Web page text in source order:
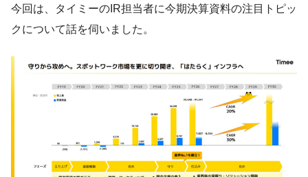
今回は、タイミーのIR担当者に今期決算資料の注目トピッ
クについて話を伺いました。